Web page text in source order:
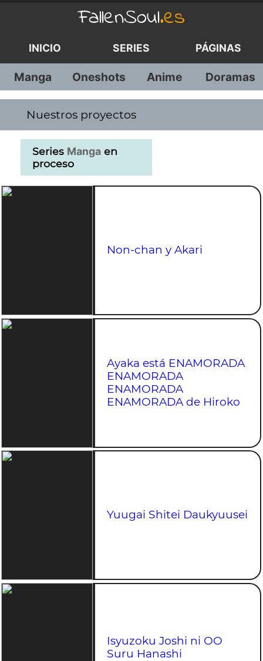
FallenSoul.es
INICIO SERIES PÁGINAS
Manga Oneshots Anime Doramas
Nuestros proyectos
Series Manga en
proceso
Non-chan y Akari
Ayaka está ENAMORADA
ENAMORADA
ENAMORADA
ENAMORADA de Hiroko
Yuugai Shitei Daukyuusei
Isyuzoku Joshi ni OO
Suru Hanashi